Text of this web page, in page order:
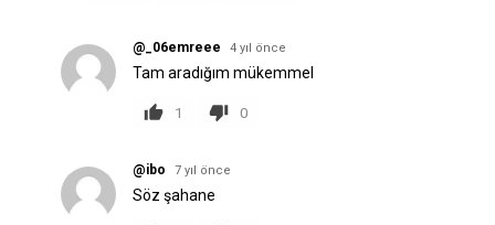
@_06emreee 4 yıl önce
Tam aradığım mükemmel
1 0
@ibo 7 yıl önce
Söz şahane